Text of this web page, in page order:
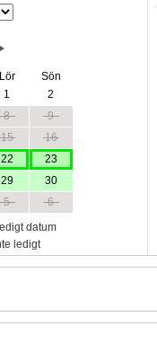
Lör
Sön
1
2
8
9
15
16
22
23
29
30
5
6
datum
ledigt